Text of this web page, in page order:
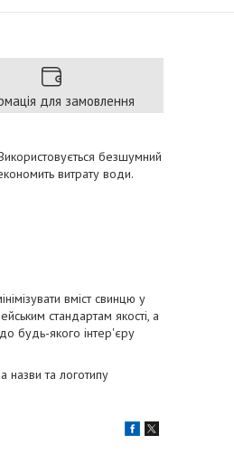
для замовлення
безшумний
витрату води.
вміст свинцю у
стандартам якості, а
будь-якого інтер'єру
та логотипу